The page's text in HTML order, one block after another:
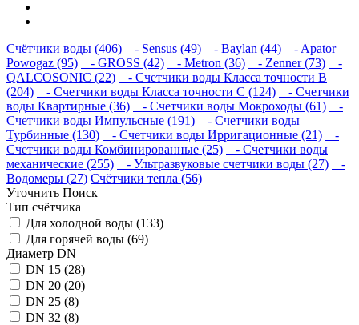
Счётчики воды (406)
- Sensus (49) - Baylan (44)
- Apator
Powogaz (95)
- GROSS (42) - Metron (36) - Zenner (73)
-
QALCOSONIC (22)
- Счетчики воды Класса точности В
(204)
- Счетчики воды Класса точности С (124)
- Счетчики
воды Квартирные (36)
- Счетчики воды Мокроходы (61)
-
Счетчики воды Импульсные (191)
- Счетчики воды
Турбинные (130)
- Счетчики воды Ирригационные (21)
-
Счетчики воды Комбинированные (25)
- Счетчики воды
механические (255)
- Ультразвуковые счетчики воды (27)
-
Водомеры (27) Счётчики тепла (56)
Уточнить Поиск
Тип счётчика
Для холодной воды (133)
Для горячей воды (69)
Диаметр DN
DN 15 (28)
DN 20 (20)
DN 25 (8)
DN 32 (8)